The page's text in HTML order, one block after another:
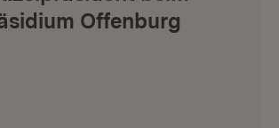
Offenburg